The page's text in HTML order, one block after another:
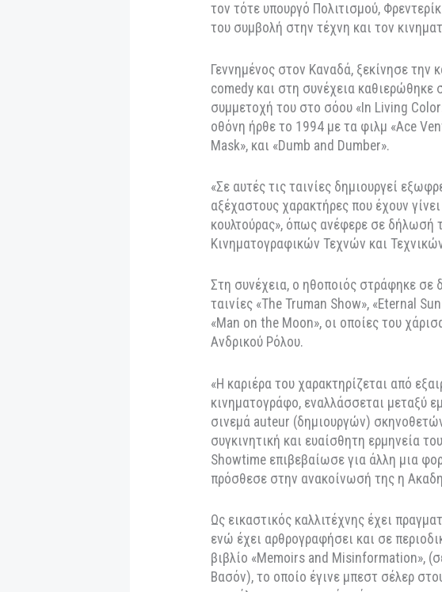
προσωπικότητες του
Ρέντφορντ, Κέιτ Μπλάνσετ,
Αξίζει να σημειωθεί ότι το
Τάγματος των Γραμμάτων και
τον τότε υπουργό Πολιτισμού,
Γεννημένος στον Καναδά,
comedy και στη συνέχεια
συμμετοχή του στο σόου «In
Mask», και «Dumb and Dumber».
«Σε αυτές τις ταινίες
κουλτούρας», όπως ανέφερε σε
Κινηματογραφικών Τεχνών και
Στη συνέχεια, ο ηθοποιός
ταινίες «The Truman Show»,
«Man on the Moon», οι οποίες
Ανδρικού Ρόλου.
«Η καριέρα του χαρακτηρίζεται
κινηματογράφο, εναλλάσσεται